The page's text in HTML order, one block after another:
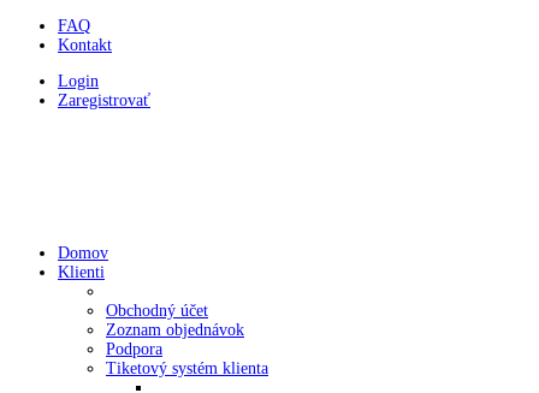
FAQ
Kontakt
Login
Zaregistrovať
Domov
Klienti
Obchodný účet
Zoznam objednávok
Podpora
Tiketový systém klienta